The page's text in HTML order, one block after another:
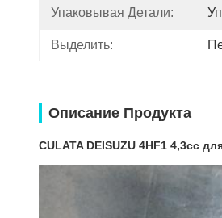
Упаковывая Детали:
Выделить:
Описание Продукта
CULATA DEISUZU 4HF1 4,3cc